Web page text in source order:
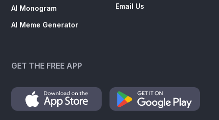
AI Monogram
AI Meme Generator
Email Us
GET THE FREE APP